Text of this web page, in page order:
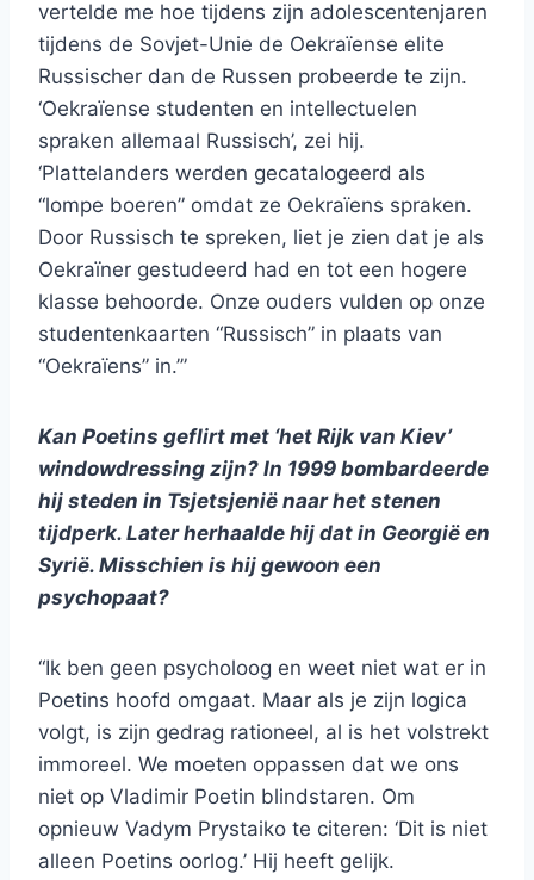
vertelde me hoe tijdens zijn adolescentenjaren
tijdens de Sovjet-Unie de Oekraïense elite
Russischer dan de Russen probeerde te zijn.
‘Oekraïense studenten en intellectuelen
spraken allemaal Russisch’, zei hij.
‘Plattelanders werden gecatalogeerd als
“lompe boeren” omdat ze Oekraïens spraken.
Door Russisch te spreken, liet je zien dat je als
Oekraïner gestudeerd had en tot een hogere
klasse behoorde. Onze ouders vulden op onze
studentenkaarten “Russisch” in plaats van
“Oekraïens” in.’”
Kan Poetins geflirt met ‘het Rijk van Kiev’
windowdressing zijn? In 1999 bombardeerde
hij steden in Tsjetsjenië naar het stenen
tijdperk. Later herhaalde hij dat in Georgië en
Syrië. Misschien is hij gewoon een
psychopaat?
“Ik ben geen psycholoog en weet niet wat er in
Poetins hoofd omgaat. Maar als je zijn logica
volgt, is zijn gedrag rationeel, al is het volstrekt
immoreel. We moeten oppassen dat we ons
niet op Vladimir Poetin blindstaren. Om
opnieuw Vadym Prystaiko te citeren: ‘Dit is niet
alleen Poetins oorlog.’ Hij heeft gelijk.